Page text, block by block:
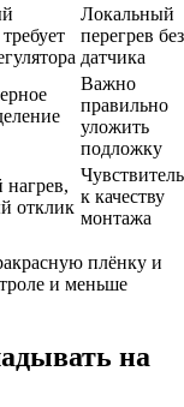
Локальный
перегрев без
датчика
Важно
правильно
уложить
подложку
отклик
к качеству
монтажа
плёнку и
и меньше
на